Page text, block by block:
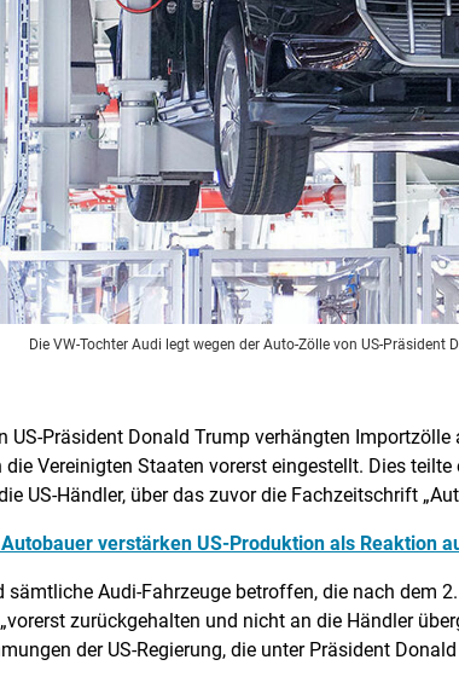
Die VW-Tochter Audi legt wegen der Auto-Zölle von US-
US-Präsident Donald Trump verhängten
die Vereinigten Staaten vorerst eingestellt. Dies
US-Händler, über das zuvor die Fachzeitschrift
Autobauer verstärken US-Produktion als Reaktion
sämtliche Audi-Fahrzeuge betroffen, die nach dem
zurückgehalten und nicht an die Händler
der US-Regierung, die unter Präsident